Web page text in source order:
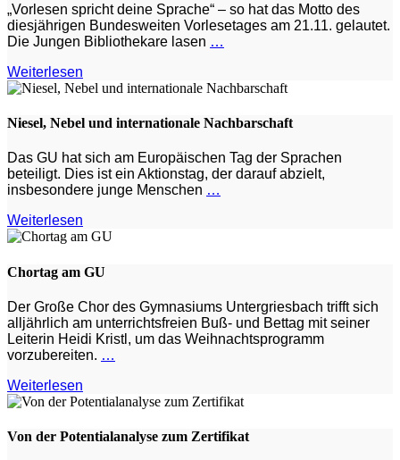
„Vorlesen spricht deine Sprache“ – so hat das Motto des
diesjährigen Bundesweiten Vorlesetages am 21.11. gelautet.
Die Jungen Bibliothekare lasen …
Weiterlesen
Niesel, Nebel und internationale Nachbarschaft
Das GU hat sich am Europäischen Tag der Sprachen
beteiligt. Dies ist ein Aktionstag, der darauf abzielt,
insbesondere junge Menschen …
Weiterlesen
Chortag am GU
Der Große Chor des Gymnasiums Untergriesbach trifft sich
alljährlich am unterrichtsfreien Buß- und Bettag mit seiner
Leiterin Heidi Kristl, um das Weihnachtsprogramm
vorzubereiten. …
Weiterlesen
Von der Potentialanalyse zum Zertifikat